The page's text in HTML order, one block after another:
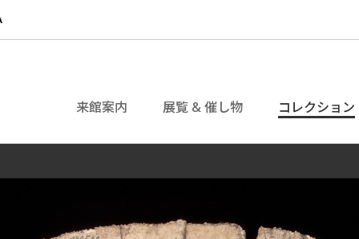
来館案内 展覧 & 催し物 コレクション